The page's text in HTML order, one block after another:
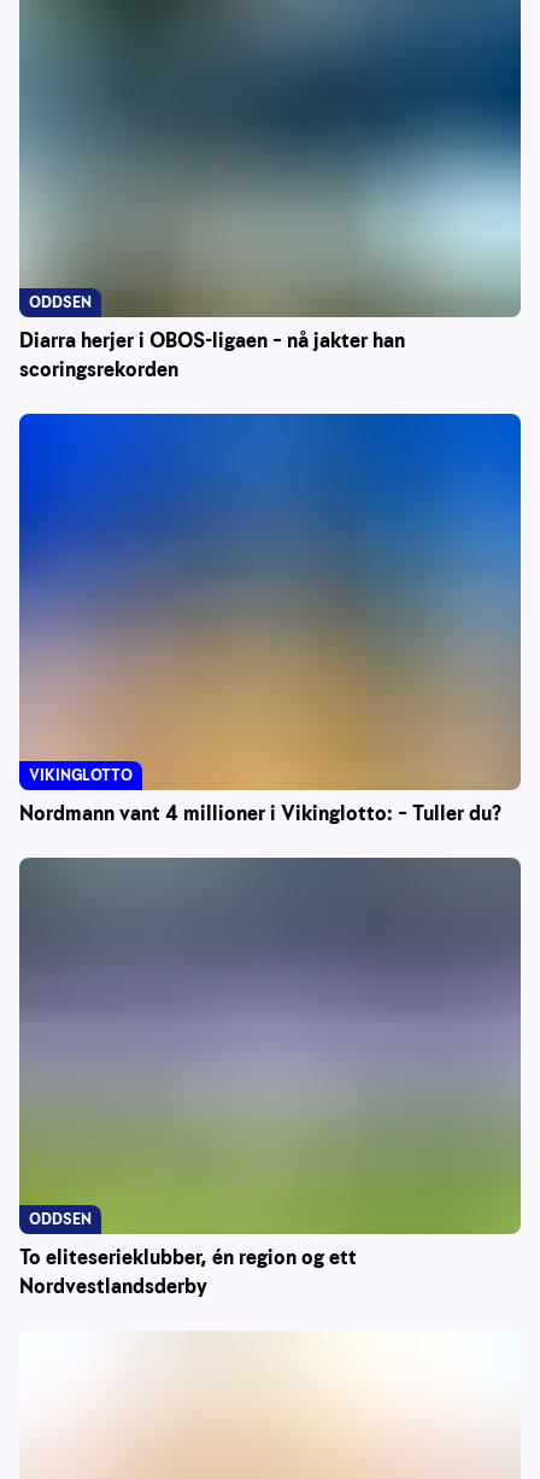
Diarra herjer i OBOS-ligaen – nå jakter han
scoringsrekorden
ODDSEN
Nordmann vant 4 millioner i Vikinglotto: – Tuller du?
VIKINGLOTTO
To eliteserieklubber, én region og ett
Nordvestlandsderby
ODDSEN